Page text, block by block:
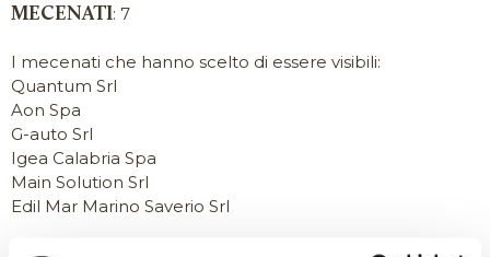
compagnia canadese, reduce dai sold out nei più
di Maurizio Battista e dell’attesissima reunion di Elio e le
storie tese con un travolgente concerto con canzoni,
monologhi, scherzi musicali, performance strumentali
virtuosistiche e sciagurate, come è nello stile mitico e
identitario del gruppo.
Sceneggiatori, coreografi, registi, arrangiatori e
MECENATI: 7
I mecenati che hanno scelto di essere visibili:
Quantum Srl
Aon Spa
G-auto Srl
Igea Calabria Spa
Main Solution Srl
Edil Mar Marino Saverio Srl